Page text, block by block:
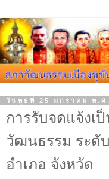
วันพุธที่ 25 มกราคม พ.ศ
การรับจดแจ้งเ
วัฒนธรรม ระดั
อำเภอ จังหวัด